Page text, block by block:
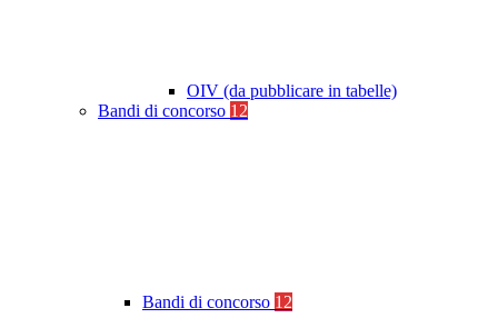
OIV (da pubblicare in tabelle)
Bandi di concorso 12
Bandi di concorso 12